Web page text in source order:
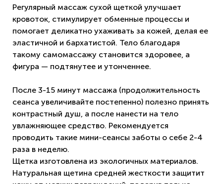
Регулярный массаж сухой щеткой улучшает
кровоток, стимулирует обменные процессы и
помогает деликатно ухаживать за кожей, делая ее
эластичной и бархатистой. Тело благодаря
такому самомассажу становится здоровее, а
фигура — подтянутее и утонченнее.
После 3-15 минут массажа (продолжительность
сеанса увеличивайте постепенно) полезно принять
контрастный душ, а после нанести на тело
увлажняющее средство. Рекомендуется
проводить такие мини-сеансы заботы о себе 2-4
раза в неделю.
Щетка изготовлена из экологичных материалов.
Натуральная щетина средней жесткости защитит